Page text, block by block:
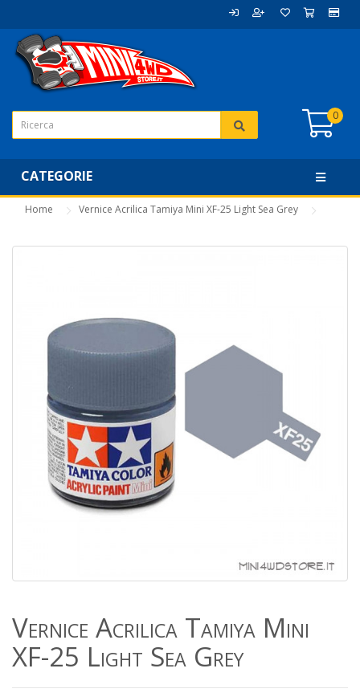
0
CATEGORIE
Home Vernice Acrilica Tamiya Mini XF-25 Light Sea Grey
Vernice Acrilica Tamiya Mini
XF-25 Light Sea Grey